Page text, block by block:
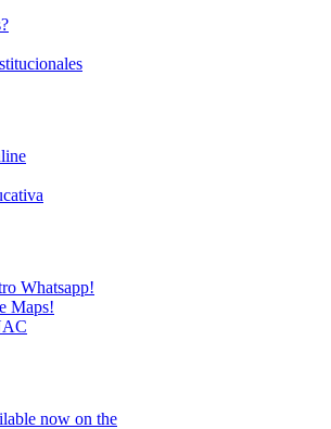
Whatsapp!
Maps!
now on the